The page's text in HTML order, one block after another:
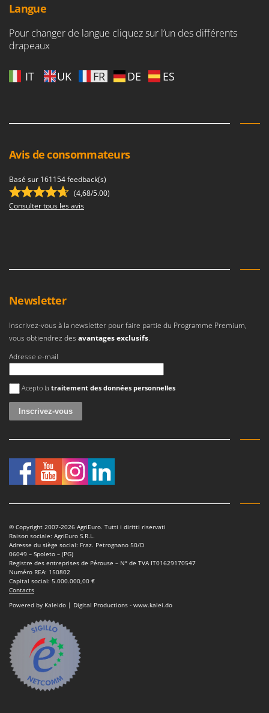
Langue
Pour changer de langue cliquez sur l’un des différents
drapeaux
IT UK FR DE ES
Avis de consommateurs
Basé sur 161154 feedback(s)
(4,68/5.00)
Consulter tous les avis
Newsletter
Inscrivez-vous à la newsletter pour faire partie du Programme Premium,
vous obtiendrez des avantages exclusifs.
Adresse e-mail
Une erreur est survenue
Acepto la traitement des données personnelles
© Copyright 2007-2026 AgriEuro. Tutti i diritti riservati
Raison sociale: AgriEuro S.R.L.
Adresse du siège social: Fraz. Petrognano 50/D
06049 – Spoleto – (PG)
Registre des entreprises de Pérouse – N° de TVA IT01629170547
Numéro REA: 150802
Capital social: 5.000.000,00 €
Contacts
Powered by Kaleido | Digital Productions - www.kalei.do